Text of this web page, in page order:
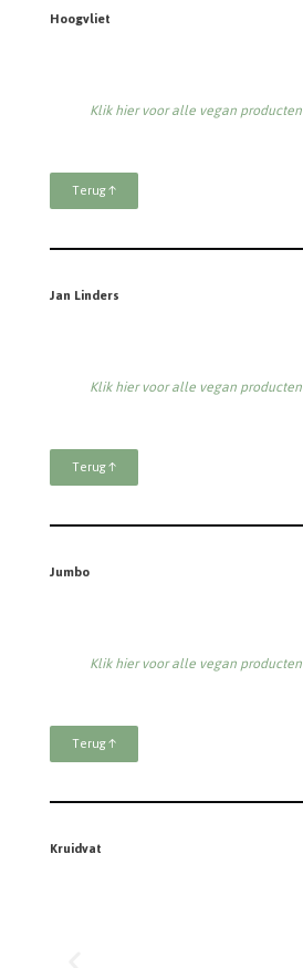
Hoogvliet
Klik hier voor alle vegan
Terug ↑
Jan Linders
Klik hier voor alle vegan
Terug ↑
Jumbo
Klik hier voor alle vegan
Terug ↑
Kruidvat